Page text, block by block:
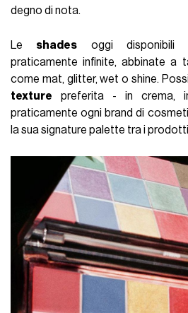
degno di nota.
Le shades oggi disponibili
praticamente infinite, abbinate a
come mat, glitter, wet o shine.
texture preferita - in crema,
praticamente ogni brand di
la sua signature palette tra i